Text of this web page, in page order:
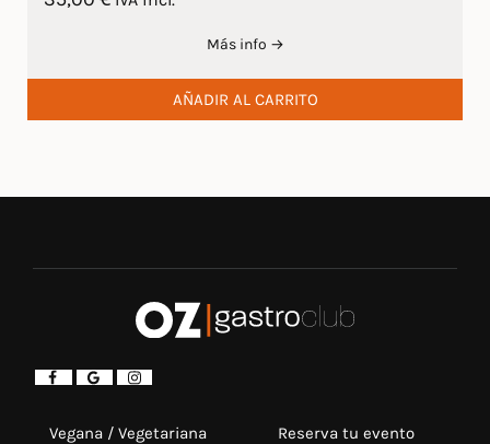
Más info →
AÑADIR AL CARRITO
Vegana / Vegetariana
Reserva tu evento